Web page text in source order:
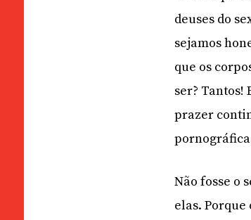
deuses do
sejamos
que os
ser? Tantos!
prazer
Não fosse o
elas.